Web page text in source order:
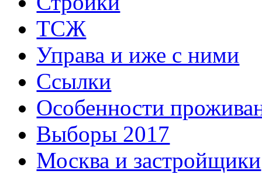
ТСЖ
Управа и иже с ними
Ссылки
Особенности
Выборы 2017
Москва и застройщики